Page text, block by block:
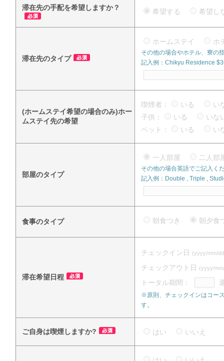
滞在先の手配を希望しますか？ 希望する 希望
滞在先のタイプ
ホームステイ ホ
その他の場合やホテル、寮の
記入例：Chikyu Residence
(ホームステイ希望の場合のみ)ホー
ムステイ先の希望
喫煙者： いる
い
子供：
いる
い
ペット：
いる い
部屋のタイプ
一人部屋 二人
その他の場合英語でご記入く
記入例：Double , Triple ,
食事のタイプ 朝食つき 朝夕
滞在希望日程
チェックイン日 (yyyy/mm/
チェックアウト日 (yyyy/
トータル期間：
※原則、チェックインはコー
す。
ご自身は喫煙しますか? はい いいえ